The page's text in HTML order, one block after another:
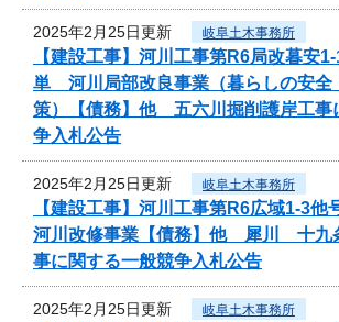
2025年2月25日更新 岐阜土木事務所
【建設工事】河川工事第R6局改暮安
単 河川局部改良事業（暮らしの安全
策）【債務】他 五六川掘削護岸工事
争入札公告
2025年2月25日更新 岐阜土木事務所
【建設工事】河川工事第R6広域1-3
河川改修事業【債務】他 犀川 十九
事に関する一般競争入札公告
2025年2月25日更新 岐阜土木事務所